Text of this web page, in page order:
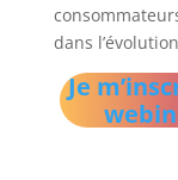
dans
Je